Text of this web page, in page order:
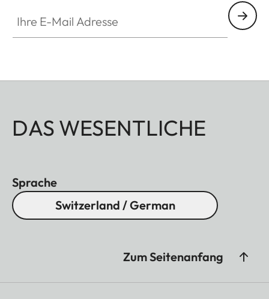
DAS WESENTLICHE
Sprache
Switzerland / German
Zum Seitenanfang